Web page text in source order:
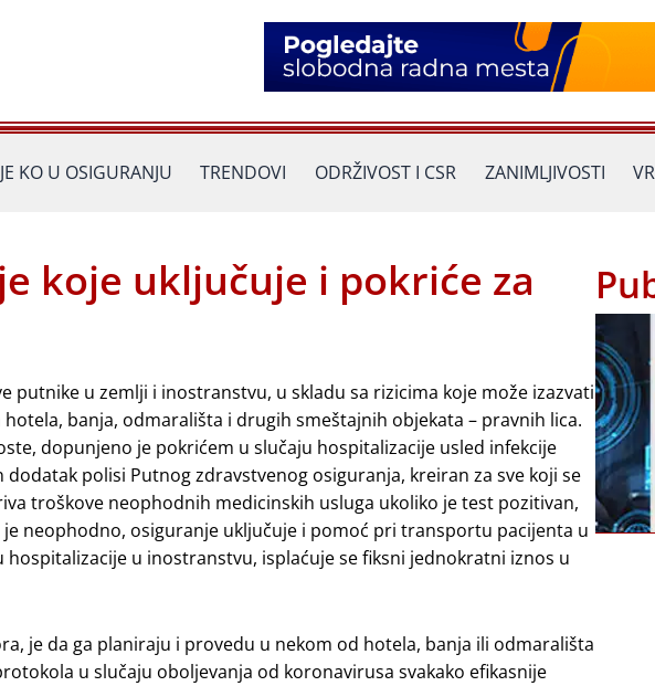
KO U OSIGURANJU TRENDOVI ODRŽIVOST I CSR ZANIMLJIVOSTI
koje uključuje i pokriće za
putnike u zemlji i inostranstvu, u skladu sa rizicima koje može izazvati
banja, odmarališta i drugih smeštajnih objekata – pravnih lica.
dopunjeno je pokrićem u slučaju hospitalizacije usled infekcije
polisi Putnog zdravstvenog osiguranja, kreiran za sve koji se
troškove neophodnih medicinskih usluga ukoliko je test pozitivan,
neophodno, osiguranje uključuje i pomoć pri transportu pacijenta u
u inostranstvu, isplaćuje se fiksni jednokratni iznos u
je da ga planiraju i provedu u nekom od hotela, banja ili odmarališta
u slučaju oboljevanja od koronavirusa svakako efikasnije